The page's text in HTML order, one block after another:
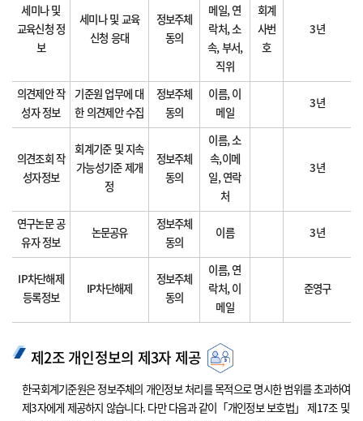
세미나 및
교육신청 정
보
세미나 및 교육
신청 응대
정보주체
동의
메일, 연
락처, 소
속, 부서,
직위
회계
사번
호
3년
의견제안 작
성자 정보
기준원 업무에 대
한 의견제안 수집
정보주체
동의
이름, 이
메일
3년
의견조회 작
성자정보
회계기준 및 지속
가능성기준 제개
정
정보주체
동의
이름, 소
속,이메
일, 연락
처
3년
연구논문 공
유자 정보
논문공유
정보주체
동의
이름 3년
IP차단해제
등록정보
IP차단해제
정보주체
동의
이름, 연
락처, 이
메일
준영구
제2조 개인정보의 제3자 제공
한국회계기준원은 정보주체의 개인정보 처리를 목적으로 명시한 범위를 초과하여
제3자에게 제공하지 않습니다. 다만 다음과 같이「개인정보 보호법」 제17조 및